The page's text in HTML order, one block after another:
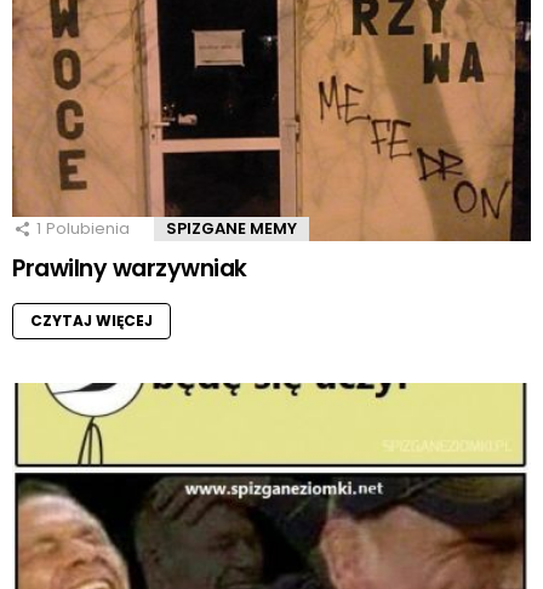
1 Polubienia SPIZGANE MEMY
Prawilny warzywniak
CZYTAJ WIĘCEJ